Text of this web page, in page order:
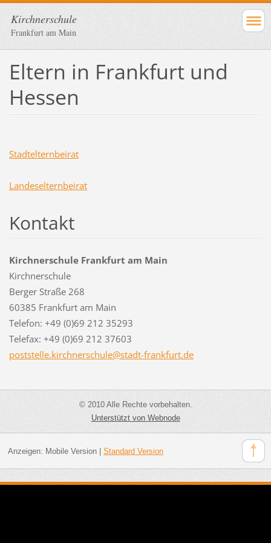
Kirchnerschule
Frankfurt am Main
Eltern in Frankfurt und
Hessen
Stadtelternbeirat
Landeselternbeirat
Kontakt
Kirchnerschule Frankfurt am Main
Kirchnerschule
Berger Straße 268
60385 Frankfurt am Main
Telefon: +49 (0)69 212 35293
Telefax: +49 (0)69 212 37603
poststelle.kirchnerschule@stadt-frankfurt.de
© 2010 Alle Rechte vorbehalten.
Unterstützt von Webnode
Anzeigen: Mobile Version| Standard Version